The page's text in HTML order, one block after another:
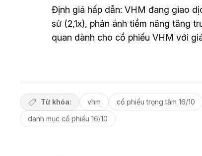
Định giá hấp dẫn: VHM đang giao
sử (2,1x), phản ánh tiềm năng tăng
quan dành cho cổ phiếu VHM với
Từ khóa: vhm cổ phiếu trọng tâm 16/10
danh mục cổ phiếu 16/10